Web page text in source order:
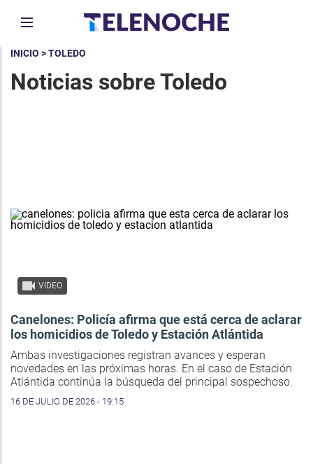
INICIO > TOLEDO
Noticias sobre Toledo
VIDEO
Canelones: Policía afirma que está cerca de aclarar
los homicidios de Toledo y Estación Atlántida
Ambas investigaciones registran avances y esperan
novedades en las próximas horas. En el caso de Estación
Atlántida continúa la búsqueda del principal sospechoso.
16 DE JULIO DE 2026 - 19:15